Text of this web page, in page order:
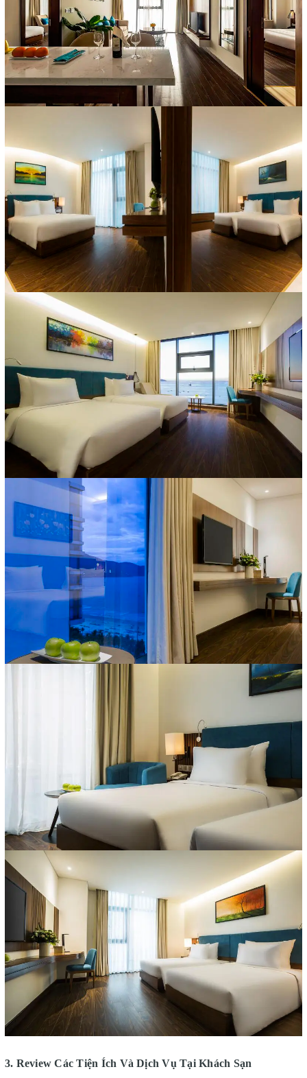
3. Review Các Tiện Ích Và Dịch Vụ Tại Khách Sạn